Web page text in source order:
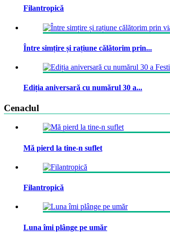
Filantropică
Între simțire și rațiune călătorim prin...
Ediția aniversară cu numărul 30 a...
Cenaclul
Mă pierd la tine-n suflet
Filantropică
Luna îmi plânge pe umăr